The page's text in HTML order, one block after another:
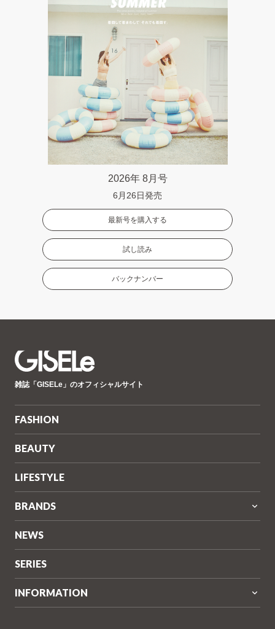
2026年 8月号
6月26日発売
最新号を購入する
試し読み
バックナンバー
ゼ
雑誌「GISELe」のオフィシャルサイト
FASHION
BEAUTY
LIFESTYLE
BRANDS
NEWS
SERIES
INFORMATION